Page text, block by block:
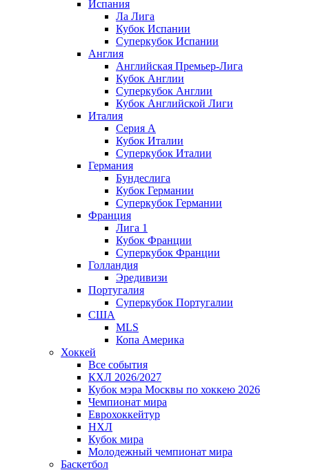
Испания
Ла Лига
Кубок Испании
Суперкубок Испании
Англия
Английская Премьер-Лига
Кубок Англии
Суперкубок Англии
Кубок Английской Лиги
Италия
Серия А
Кубок Италии
Суперкубок Италии
Германия
Бундеслига
Кубок Германии
Суперкубок Германии
Франция
Лига 1
Кубок Франции
Суперкубок Франции
Голландия
Эредивизи
Португалия
Суперкубок Португалии
США
MLS
Копа Америка
Хоккей
Все события
КХЛ 2026/2027
Кубок мэра Москвы по хоккею 2026
Чемпионат мира
Еврохоккейтур
НХЛ
Кубок мира
Молодежный чемпионат мира
Баскетбол